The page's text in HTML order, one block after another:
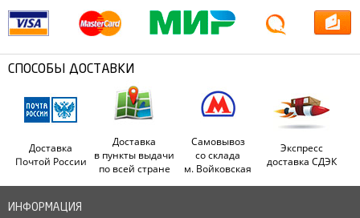
СПОСОБЫ ДОСТАВКИ
Доставка
Почтой России
Доставка
в пункты выдачи
по всей стране
Самовывоз
со склада
м. Войковская
Экспресс
доставка СДЭК
ИНФОРМАЦИЯ